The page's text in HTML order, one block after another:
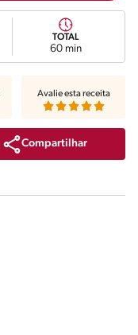
TOTAL
60 min
Compartilhar
Avalie esta receita